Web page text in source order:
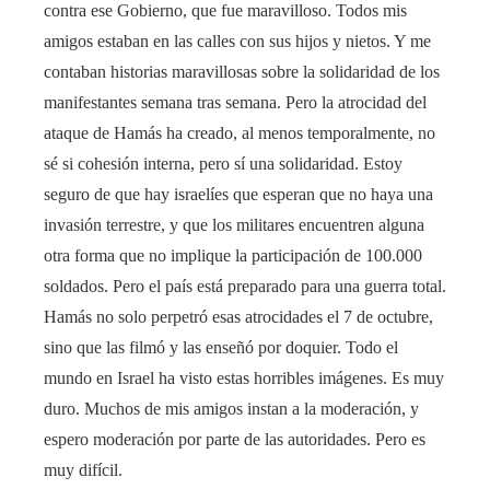
contra ese Gobierno, que fue maravilloso. Todos mis
amigos estaban en las calles con sus hijos y nietos. Y me
contaban historias maravillosas sobre la solidaridad de los
manifestantes semana tras semana. Pero la atrocidad del
ataque de Hamás ha creado, al menos temporalmente, no
sé si cohesión interna, pero sí una solidaridad. Estoy
seguro de que hay israelíes que esperan que no haya una
invasión terrestre, y que los militares encuentren alguna
otra forma que no implique la participación de 100.000
soldados. Pero el país está preparado para una guerra total.
Hamás no solo perpetró esas atrocidades el 7 de octubre,
sino que las filmó y las enseñó por doquier. Todo el
mundo en Israel ha visto estas horribles imágenes. Es muy
duro. Muchos de mis amigos instan a la moderación, y
espero moderación por parte de las autoridades. Pero es
muy difícil.